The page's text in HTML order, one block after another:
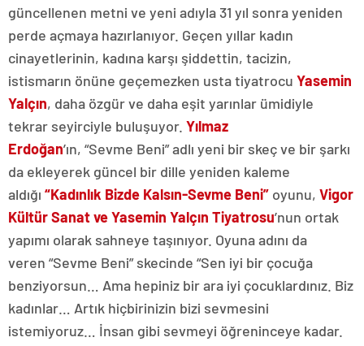
güncellenen metni ve yeni adıyla 31 yıl sonra yeniden
perde açmaya hazırlanıyor. Geçen yıllar kadın
cinayetlerinin, kadına karşı şiddettin, tacizin,
istismarın önüne geçemezken usta tiyatrocu Yasemin
Yalçın, daha özgür ve daha eşit yarınlar ümidiyle
tekrar seyirciyle buluşuyor. Yılmaz
Erdoğan’ın, “Sevme Beni” adlı yeni bir skeç ve bir şarkı
da ekleyerek güncel bir dille yeniden kaleme
aldığı “Kadınlık Bizde Kalsın-Sevme Beni” oyunu, Vigor
Kültür Sanat ve Yasemin Yalçın Tiyatrosu’nun ortak
yapımı olarak sahneye taşınıyor. Oyuna adını da
veren “Sevme Beni” skecinde “Sen iyi bir çocuğa
benziyorsun… Ama hepiniz bir ara iyi çocuklardınız. Biz
kadınlar… Artık hiçbirinizin bizi sevmesini
istemiyoruz… İnsan gibi sevmeyi öğreninceye kadar.